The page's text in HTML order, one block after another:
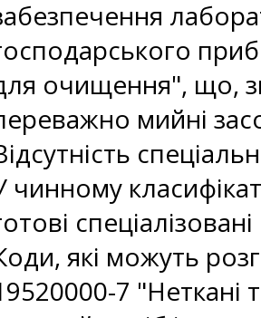
очищення", що,
мийні
чинному
які можуть
7 "Неткані